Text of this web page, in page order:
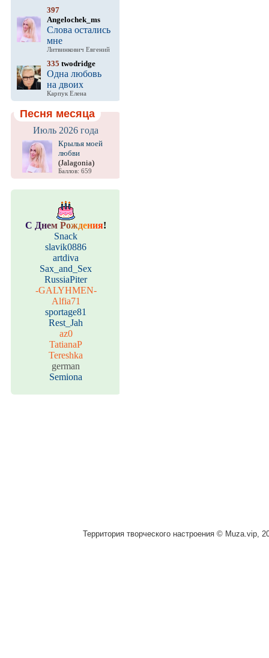
397
Angelochek_ms
Слова остались
мне
Литвинкович Евгений
335 twodridge
Одна любовь
на двоих
Карпук Елена
Песня месяца
Июль 2026 года
Крылья моей
любви
(Jalagonia)
Баллов: 659
С Днем Рождения!
Snack
slavik0886
artdiva
Sax_and_Sex
RussiaPiter
-GALYHMEN-
Alfia71
sportage81
Rest_Jah
az0
TatianaP
Tereshka
german
Semiona
Территория творческого настроения © Muza.vip,